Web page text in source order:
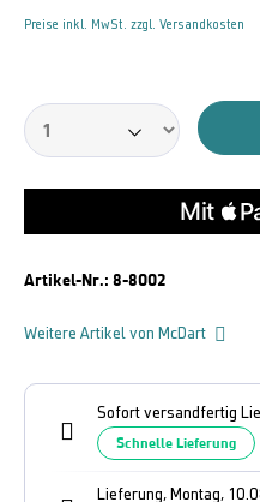
Preise inkl. MwSt. zzgl. Versandkosten
Artikel-Nr.: 8-8002
Weitere Artikel von McDart
Sofort versandfertig
Schnelle Lieferung
Lieferung, Montag,